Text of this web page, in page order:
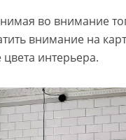
во внимание
внимание на
интерьера.